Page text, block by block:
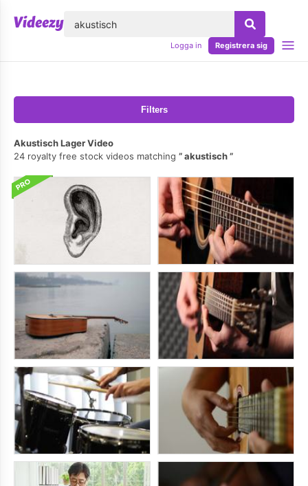
Logga in Registrera sig
Filters
Akustisch Lager Video
24 royalty free stock videos matching
akustisch